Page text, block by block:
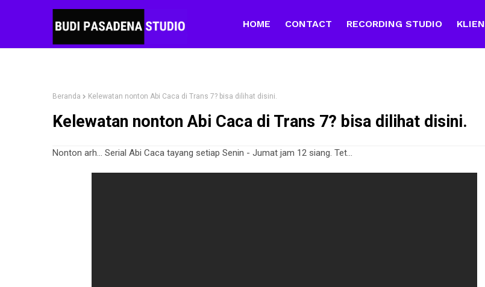
HOME CONTACT RECORDING STUDIO KLIEN
Beranda Kelewatan nonton Abi Caca di Trans 7? bisa dilihat disini.
Kelewatan nonton Abi Caca di Trans 7? bisa dilihat disini.
Nonton arh... Serial Abi Caca tayang setiap Senin - Jumat jam 12 siang. Tet...